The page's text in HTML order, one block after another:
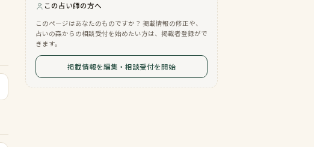
この占い師の方へ
このページはあなたのものですか？ 掲載情報の修正や、
占いの森からの相談受付を始めたい方は、掲載者登録がで
きます。
掲載情報を編集・相談受付を開始